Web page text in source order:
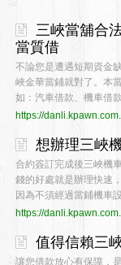
三峽當舖合
當質借
不論您是遭遇短期資金
峽金華當鋪就對了。本
如：汽車借款、機車借
https://
想辦理三峽
合約簽訂完成後三峽機
錢的好處就是辦理快速
因為不須經過當鋪機車
https://
值得信賴三
讓您借款放心有保障，